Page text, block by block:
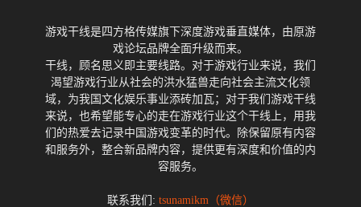
游戏干线是四方格传媒旗下深度游戏垂直媒体，由原游
戏论坛品牌全面升级而来。
干线，顾名思义即主要线路。对于游戏行业来说，我们
渴望游戏行业从社会的洪水猛兽走向社会主流文化领
域，为我国文化娱乐事业添砖加瓦；对于我们游戏干线
来说，也希望能专心的走在游戏行业这个干线上，用我
们的热爱去记录中国游戏变革的时代。除保留原有内容
和服务外，整合新品牌内容，提供更有深度和价值的内
容服务。
联系我们: tsunamikm（微信）